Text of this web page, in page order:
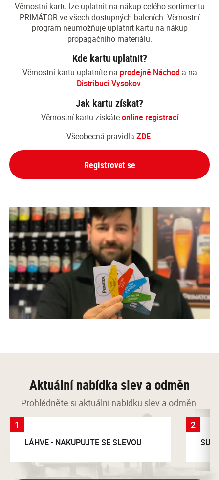
Věrnostní kartu lze uplatnit na nákup celého sortimentu
PRIMÁTOR ve všech dostupných baleních. Věrnostní
program neumožňuje uplatnit kartu na nákup
propagačního materiálu.
Kde kartu uplatnit?
Věrnostní kartu uplatníte na prodejně Náchod a na
Distribuci Vysokov.
Jak kartu získat?
Věrnostní kartu získáteonline registrací
Všeobecná pravidla ZDE.
Registrovat se
Aktuální nabídka slev a odměn
Prohlédněte si aktuální nabídku slev a odměn.
1
LÁHVE - NAKUPUJTE SE SLEVOU
2